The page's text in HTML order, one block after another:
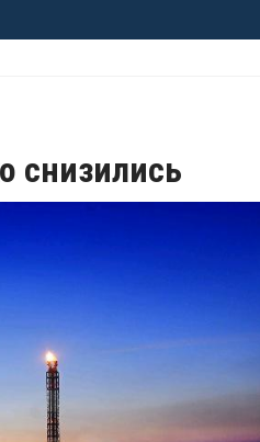
снизились